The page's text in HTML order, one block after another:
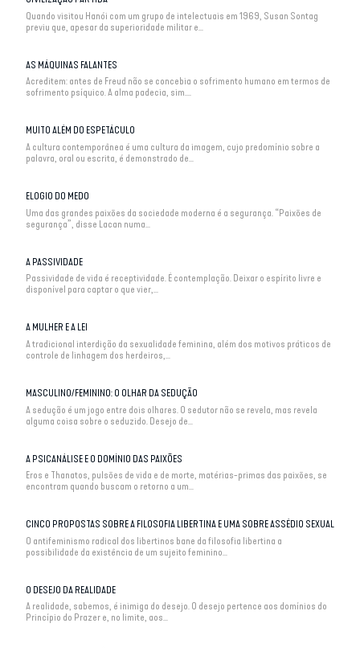
Quando visitou Hanói com um grupo de intelectuais em 1969, Susan Sontag
previu que, apesar da superioridade militar e...
AS MÁQUINAS FALANTES
Acreditem: antes de Freud não se concebia o sofrimento humano em termos de
sofrimento psíquico. A alma padecia, sim....
MUITO ALÉM DO ESPETÁCULO
A cultura contemporânea é uma cultura da imagem, cujo predomínio sobre a
palavra, oral ou escrita, é demonstrado de...
ELOGIO DO MEDO
Uma das grandes paixões da sociedade moderna é a segurança. “Paixões de
segurança”, disse Lacan numa...
A PASSIVIDADE
Passividade de vida é receptividade. É contemplação. Deixar o espírito livre e
disponível para captar o que vier,...
A MULHER E A LEI
A tradicional interdição da sexualidade feminina, além dos motivos práticos de
controle de linhagem dos herdeiros,...
MASCULINO/FEMININO: O OLHAR DA SEDUÇÃO
A sedução é um jogo entre dois olhares. O sedutor não se revela, mas revela
alguma coisa sobre o seduzido. Desejo de...
A PSICANÁLISE E O DOMÍNIO DAS PAIXÕES
Eros e Thanatos, pulsões de vida e de morte, matérias-primas das paixões, se
encontram quando buscam o retorno a um...
CINCO PROPOSTAS SOBRE A FILOSOFIA LIBERTINA E UMA SOBRE ASSÉDIO SEXUAL
O antifeminismo radical dos libertinos bane da filosofia libertina a
possibilidade da existência de um sujeito feminino...
O DESEJO DA REALIDADE
A realidade, sabemos, é inimiga do desejo. O desejo pertence aos domínios do
Princípio do Prazer e, no limite, aos...